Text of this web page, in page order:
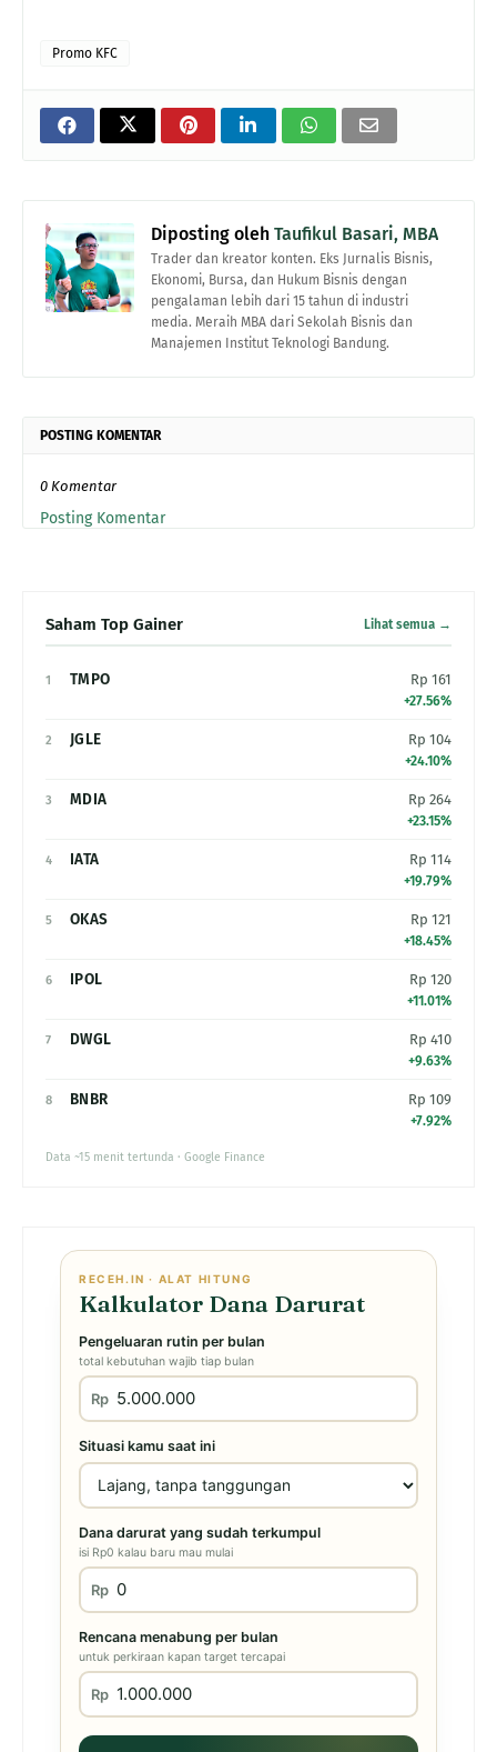
Promo KFC
Diposting oleh Taufikul Basari, MBA
Trader dan kreator konten. Eks Jurnalis Bisnis,
Ekonomi, Bursa, dan Hukum Bisnis dengan
pengalaman lebih dari 15 tahun di industri
media. Meraih MBA dari Sekolah Bisnis dan
Manajemen Institut Teknologi Bandung.
POSTING KOMENTAR
0 Komentar
Posting Komentar
Saham Top Gainer Lihat semua →
1 TMPO Rp 161
+27.56%
2 JGLE Rp 104
+24.10%
3 MDIA Rp 264
+23.15%
4 IATA Rp 114
+19.79%
5 OKAS Rp 121
+18.45%
6 IPOL Rp 120
+11.01%
7 DWGL Rp 410
+9.63%
8 BNBR Rp 109
+7.92%
Data ~15 menit tertunda · Google Finance
RECEH.IN · ALAT HITUNG
Kalkulator Dana Darurat
Pengeluaran rutin per bulan
total kebutuhan wajib tiap bulan
Rp
Situasi kamu saat ini
Dana darurat yang sudah terkumpul
isi Rp0 kalau baru mau mulai
Rp
Rencana menabung per bulan
untuk perkiraan kapan target tercapai
Rp